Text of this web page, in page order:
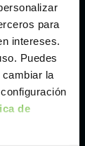
para
intereses.
Puedes
la
de